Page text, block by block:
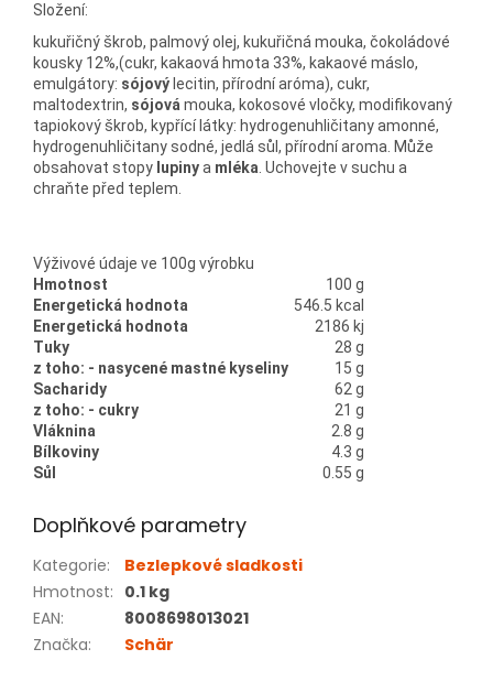
Složení:
kukuřičný škrob, palmový olej, kukuřičná mouka, čokoládové
kousky 12%,(cukr, kakaová hmota 33%, kakaové máslo,
emulgátory: sójový lecitin, přírodní aróma), cukr,
maltodextrin, sójová mouka, kokosové vločky, modifikovaný
tapiokový škrob, kypřící látky: hydrogenuhličitany amonné,
hydrogenuhličitany sodné, jedlá sůl, přírodní aroma. Může
obsahovat stopy lupinya mléka . Uchovejte v suchu a
chraňte před teplem.
Výživové údaje ve 100g výrobku
Hmotnost
100 g
Energetická hodnota
546.5 kcal
Energetická hodnota
2186 kj
Tuky
28 g
z toho: - nasycené mastné kyseliny
15 g
Sacharidy
62 g
z toho: - cukry
21 g
Vláknina
2.8 g
Bílkoviny
4.3 g
Sůl
0.55 g
Doplňkové parametry
Kategorie:
Bezlepkové sladkosti
Hmotnost: 0.1 kg
EAN:
8008698013021
Značka: Schär